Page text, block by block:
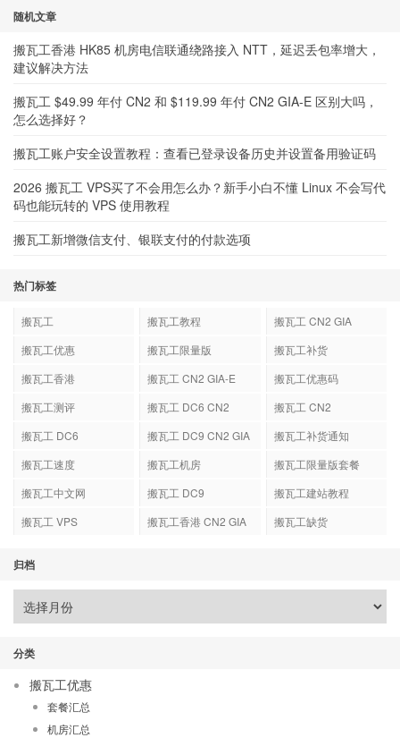
随机文章
搬瓦工香港 HK85 机房电信联通绕路接入 NTT，延迟丢包率增大，
建议解决方法
搬瓦工 $49.99 年付 CN2 和 $119.99 年付 CN2 GIA-E 区别大吗，
怎么选择好？
搬瓦工账户安全设置教程：查看已登录设备历史并设置备用验证码
2026 搬瓦工 VPS买了不会用怎么办？新手小白不懂 Linux 不会写代
码也能玩转的 VPS 使用教程
搬瓦工新增微信支付、银联支付的付款选项
热门标签
搬瓦工 搬瓦工教程
搬瓦工 CN2 GIA
搬瓦工优惠
搬瓦工限量版
搬瓦工补货
搬瓦工香港
搬瓦工 CN2 GIA-E
搬瓦工优惠码
搬瓦工测评
搬瓦工 DC6 CN2
搬瓦工 CN2
搬瓦工 DC6
搬瓦工 DC9 CN2 GIA
搬瓦工补货通知
搬瓦工速度
搬瓦工机房
搬瓦工限量版套餐
搬瓦工中文网
搬瓦工 DC9
搬瓦工建站教程
搬瓦工 VPS
搬瓦工香港 CN2 GIA 搬瓦工缺货
归档
分类
搬瓦工优惠
套餐汇总
机房汇总